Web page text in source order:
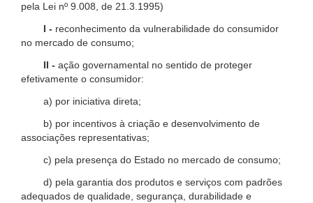
pela Lei nº 9.008, de 21.3.1995)
I - reconhecimento da vulnerabilidade do consumidor
no mercado de consumo;
II - ação governamental no sentido de proteger
efetivamente o consumidor:
a) por iniciativa direta;
b) por incentivos à criação e desenvolvimento de
associações representativas;
c) pela presença do Estado no mercado de consumo;
d) pela garantia dos produtos e serviços com padrões
adequados de qualidade, segurança, durabilidade e